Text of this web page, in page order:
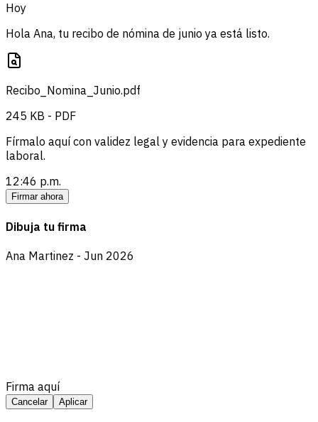
Hoy
Hola Ana, tu recibo de nómina de junio ya está listo.
Recibo_Nomina_Junio.pdf
245 KB - PDF
Fírmalo aquí con validez legal y evidencia para expediente
laboral.
12:46 p.m.
Firmar ahora
Dibuja tu firma
Ana Martinez - Jun 2026
Firma aquí
Cancelar Aplicar